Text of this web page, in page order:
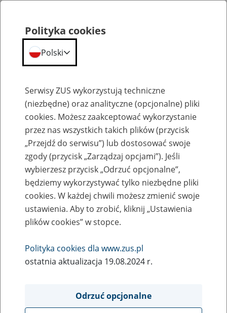
Praca w ZUS
Lista ofert pracy erecruiter jest tymczasowo niedostępny.
Polityka cookies
Polski
Serwisy ZUS wykorzystują techniczne
(niezbędne) oraz analityczne (opcjonalne) pliki
cookies. Możesz zaakceptować wykorzystanie
przez nas wszystkich takich plików (przycisk
„Przejdź do serwisu”) lub dostosować swoje
zgody (przycisk „Zarządzaj opcjami”). Jeśli
wybierzesz przycisk „Odrzuć opcjonalne”,
będziemy wykorzystywać tylko niezbędne pliki
cookies. W każdej chwili możesz zmienić swoje
ustawienia. Aby to zrobić, kliknij „Ustawienia
plików cookies” w stopce.
Polityka cookies dla www.zus.pl
ostatnia aktualizacja 19.08.2024 r.
Odrzuć opcjonalne